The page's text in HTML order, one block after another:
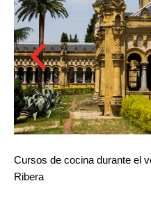
Cursos de cocina durante el
Ribera